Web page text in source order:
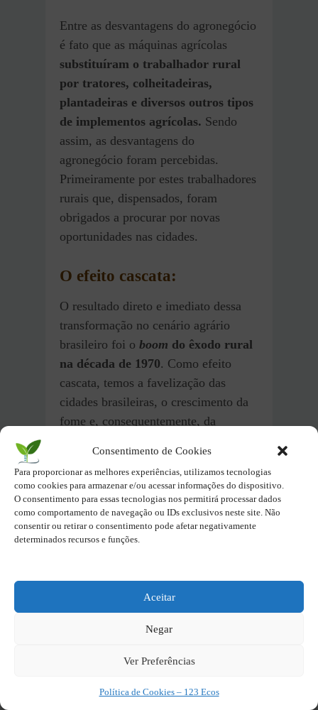
Consentimento de Cookies
Para proporcionar as melhores experiências, utilizamos tecnologias
como cookies para armazenar e/ou acessar informações do dispositivo.
O consentimento para essas tecnologias nos permitirá processar dados
como comportamento de navegação ou IDs exclusivos neste site. Não
consentir ou retirar o consentimento pode afetar negativamente
determinados recursos e funções.
Aceitar
Negar
Ver Preferências
Política de Cookies – 123 Ecos
Entre as desvantagens do agronegócio
é fato que as máquinas agrícolas
substituíram o trabalhador rural
por tratores, colheitadeiras,
plantadeiras e diversos outros tipos
de implementos agrícolas. Sendo
assim, as desvantagens do
agronegócio foram percebidas.
Primeiramente por estes trabalhadores
rurais que, dispensados, foram
obrigados a procurar por novas
oportunidades nas cidades.
O efeito cascata:
O resultado direto e imediato dessa
transformação no cenário agrário
brasileiro foi o boom do êxodo rural
na década de 1970. Como efeito
cascata, temos a favelização das
cidades brasileiras, o crescimento da
fome e, consequentemente, da
que veio para eliminar a fome
passou, portanto, a gerar mais
fome.
Enfim,a concentração fundiária
fundiária expulsou os pequenos
produtores do campo e entregoumais
de 70% das terras agricultáveis do